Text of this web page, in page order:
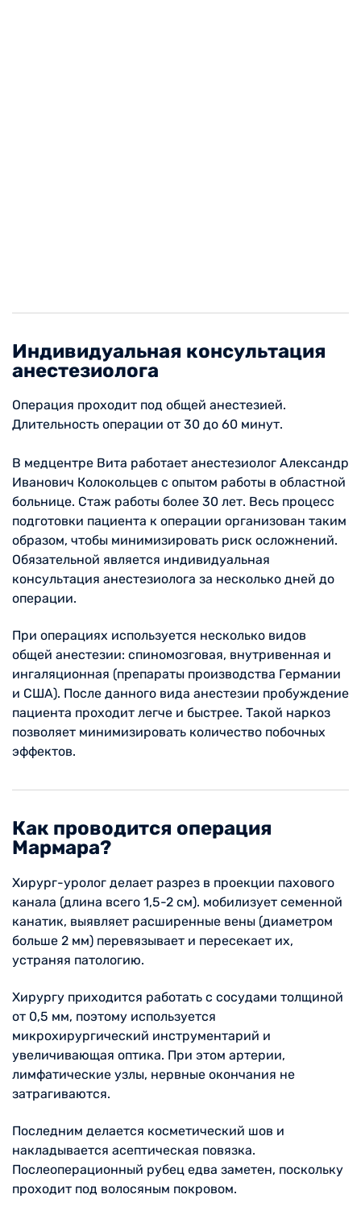
Индивидуальная консультация
анестезиолога
Операция проходит под общей анестезией.
Длительность операции от 30 до 60 минут.
В медцентре Вита работает анестезиолог Александр
Иванович Колокольцев с опытом работы в областной
больнице. Стаж работы более 30 лет. Весь процесс
подготовки пациента к операции организован таким
образом, чтобы минимизировать риск осложнений.
Обязательной является индивидуальная
консультация анестезиолога за несколько дней до
операции.
При операциях используется несколько видов
общей анестезии: спиномозговая, внутривенная и
ингаляционная (препараты производства Германии
и США). После данного вида анестезии пробуждение
пациента проходит легче и быстрее. Такой наркоз
позволяет минимизировать количество побочных
эффектов.
Как проводится операция
Мармара?
Хирург-уролог делает разрез в проекции пахового
канала (длина всего 1,5-2 см). мобилизует семенной
канатик, выявляет расширенные вены (диаметром
больше 2 мм) перевязывает и пересекает их,
устраняя патологию.
Хирургу приходится работать с сосудами толщиной
от 0,5 мм, поэтому используется
микрохирургический инструментарий и
увеличивающая оптика. При этом артерии,
лимфатические узлы, нервные окончания не
затрагиваются.
Последним делается косметический шов и
накладывается асептическая повязка.
Послеоперационный рубец едва заметен, поскольку
проходит под волосяным покровом.